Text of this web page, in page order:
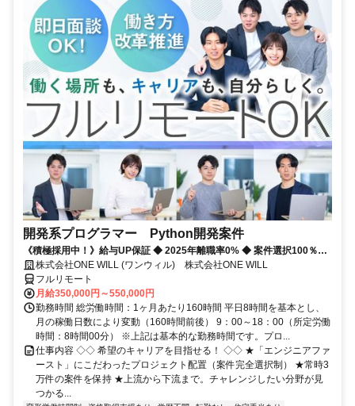
開発系プログラマー Python開発案件
《積極採用中！》給与UP保証 ◆ 2025年離職率0% ◆ 案件選択100％！
◆ 平均残業7時間！
株式会社ONE WILL (ワンウィル) 株式会社ONE WILL
フルリモート
月給350,000円～550,000円
勤務時間 総労働時間：1ヶ月あたり160時間 平日8時間を基本とし、
月の稼働日数により変動（160時間前後） 9：00～18：00（所定労働
時間：8時間00分） ※上記は基本的な勤務時間です。プロ...
仕事内容 ◇◇ 希望のキャリアを目指せる！ ◇◇ ★「エンジニアファ
ースト」にこだわったプロジェクト配置（案件完全選択制） ★常時3
万件の案件を保持 ★上流から下流まで。チャレンジしたい分野が見
つかる...